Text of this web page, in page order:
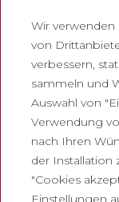
Cookie-
Richtlinien
Wir
von
verbessern,
sammeln und
Auswahl von
Verwendung
nach Ihren
der Installation
"Cookies
Einstellungen